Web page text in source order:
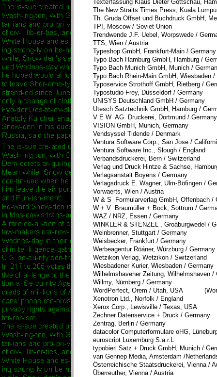
Texterfassung Klaus Dieter Gottschau,
The New Straits Times Press, Kuala
Th. Gruda Offset und Buchdruck GmbH,
TPI, Moscow / Soviet Union
Trendwende J.F. Uebel, Worpswede /
TTS, Wien / Austria
Typeshop GmbH, Frankfurt-Main / Germany
Typo Bach Hamburg GmbH, Hamburg /
Typo Bach Munich GmbH, Munich /
Typo Bach Rhein-Main GmbH, Wiesbaden /
Typoservice Strothoff GmbH, Rietberg /
Typostudio Frey, Düsseldorf / Germany
UNISYS Deutschland GmbH /
Utesch Satztechnik GmbH, Hamburg /
V E W AG Druckerei, Dortmund / Germany
VISION GmbH, Munich, Germany
Vendsyssel Tidende / Denmark
Ventura Software Corp., San Jose /
Ventura Software Inc., Slough / England
Verbandsdruckerei, Bern / Switzerland
Verlag und Druck Hintze & Sachse,
Verlagsanstalt Boyens / Germany
Verlagsdruck E. Wagner, Ulm-Böfingen /
Vorwaerts, Wien / Austria
W & S Formularverlag GmbH, Offenbach /
W + V Braumüller + Bock, Sottrum /
WAZ / NRZ, Essen / Germany
WINKLER & STENZEL , Groáburgwedel /
Weinbrenner, Stuttgart / Germany
Weisbecker, Frankfurt / Germany
Werbeagentur Röáner, Würzburg / Germany
Wetzikon Verlag, Wetzikon / Switzerland
Wiesbadener Kurier, Wiesbaden / Germany
Wilhelmshavener Zeitung, Wilhelmshaven /
Willmy, Nürnberg / Germany
WordPerfect, Orem / Utah, USA
Xenotron Ltd., Norfolk / England
Xerox Corp., Lewisville / Texas, USA
Zechner Datenservice + Druck / Germany
Zentrag, Berlin / Germany
datacolor Computerformulare oHG,
euroscript Luxemburg S.a.r.L
typobierl Satz + Druck GmbH, Munich /
van Gennep Media, Amsterdam /
Österreichische Staatsdruckerei, Vienna /
Überreuther, Vienna / Austria